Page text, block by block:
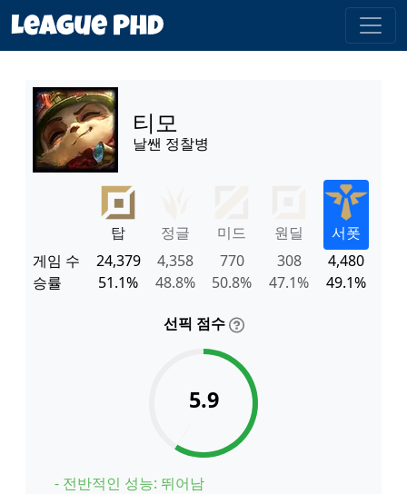
티모
날쌘 정찰병
탑 정글 미드 원딜
서폿
게임 수
24,379 4,358 770 308
4,480
승률
51.1% 48.8% 50.8% 47.1% 49.1%
선픽 점수
5.9
- 전반적인 성능: 뛰어남